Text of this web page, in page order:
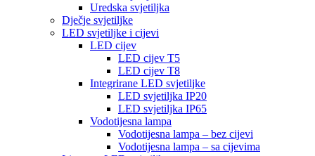
Uredska svjetiljka
Dječje svjetiljke
LED svjetiljke i cijevi
LED cijev
LED cijev T5
LED cijev T8
Integrirane LED svjetiljke
LED svjetiljka IP20
LED svjetiljka IP65
Vodotijesna lampa
Vodotijesna lampa – bez cijevi
Vodotijesna lampa – sa cijevima